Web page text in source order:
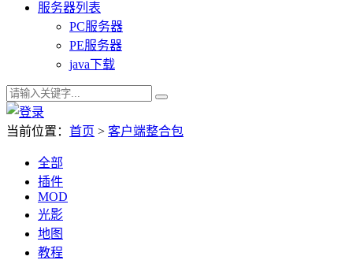
服务器列表
PC服务器
PE服务器
java下载
当前位置： 首页 > 客户端整合包
全部
插件
MOD
光影
地图
教程